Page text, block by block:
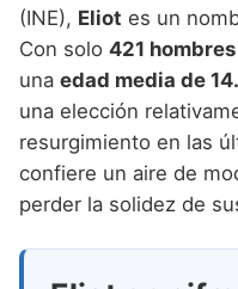
Nombres de
Nombres de
Nombres de
Nombres de
Nombres de
Nombres de
Nombres
Nombres
Nombres
Nombres
Nombres
(INE), Eliot es un
Con solo 421 hombres
una edad media de
una elección
resurgimiento en las
confiere un aire de
perder la solidez de